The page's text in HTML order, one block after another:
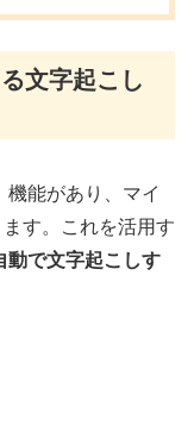
文字起こし
能があり、マイ
す。これを活用す
動で文字起こしす